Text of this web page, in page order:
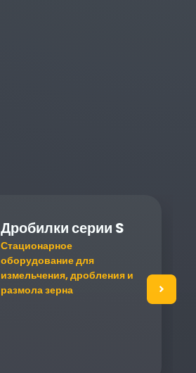
Дробилки серии S
Стационарное
оборудование для
измельчения, дробления и
размола зерна